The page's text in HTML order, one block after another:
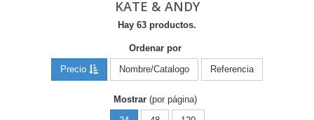
KATE & ANDY
Hay 63 productos.
Ordenar por
Precio
Nombre/Catalogo Referencia
Mostrar (por página)